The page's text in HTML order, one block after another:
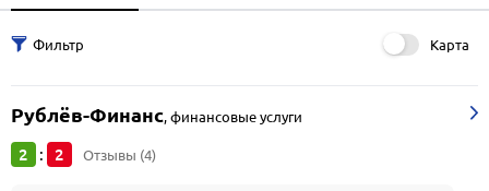
Карта
Рублёв-Финанс,финансовые услуги
2 : 2 Отзывы (4)